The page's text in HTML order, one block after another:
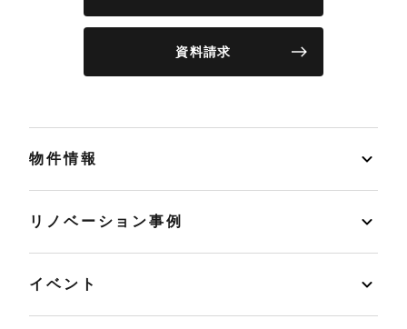
資料請求
物件情報
リノベーション事例
イベント